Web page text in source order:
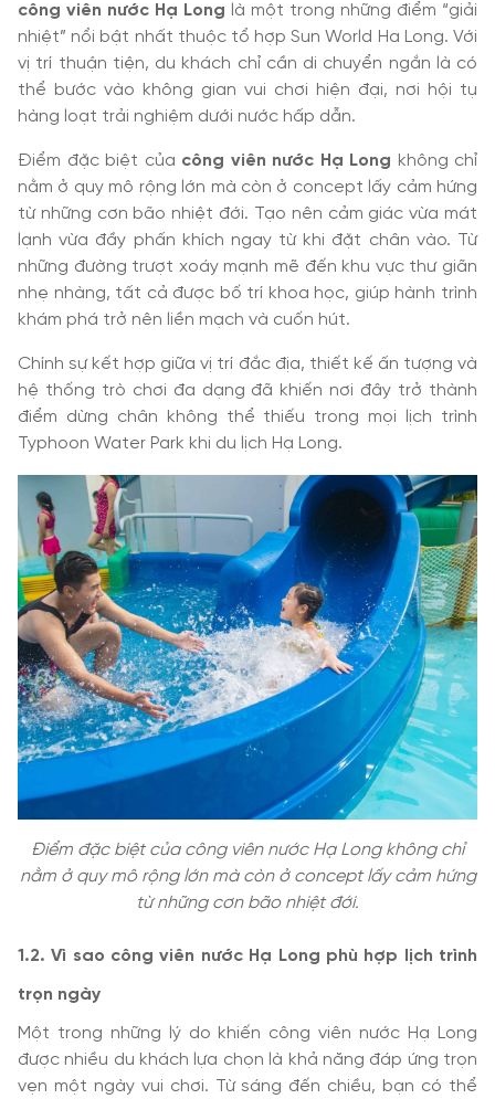
công viên nước Hạ Long là một trong những điểm “giải
nhiệt” nổi bật nhất thuộc tổ hợp Sun World Ha Long. Với
vị trí thuận tiện, du khách chỉ cần di chuyển ngắn là có
thể bước vào không gian vui chơi hiện đại, nơi hội tụ
hàng loạt trải nghiệm dưới nước hấp dẫn.
Điểm đặc biệt của công viên nước Hạ Long không chỉ
nằm ở quy mô rộng lớn mà còn ở concept lấy cảm hứng
từ những cơn bão nhiệt đới. Tạo nên cảm giác vừa mát
lạnh vừa đầy phấn khích ngay từ khi đặt chân vào. Từ
những đường trượt xoáy mạnh mẽ đến khu vực thư giãn
nhẹ nhàng, tất cả được bố trí khoa học, giúp hành trình
khám phá trở nên liền mạch và cuốn hút.
Chính sự kết hợp giữa vị trí đắc địa, thiết kế ấn tượng và
hệ thống trò chơi đa dạng đã khiến nơi đây trở thành
điểm dừng chân không thể thiếu trong mọi lịch trình
Typhoon Water Park khi du lịch Hạ Long.
Điểm đặc biệt của công viên nước Hạ Long không chỉ
nằm ở quy mô rộng lớn mà còn ở concept lấy cảm hứng
từ những cơn bão nhiệt đới.
1.2. Vì sao công viên nước Hạ Long phù hợp lịch trình
trọn ngày
Một trong những lý do khiến công viên nước Hạ Long
được nhiều du khách lựa chọn là khả năng đáp ứng trọn
vẹn một ngày vui chơi. Từ sáng đến chiều, bạn có thể